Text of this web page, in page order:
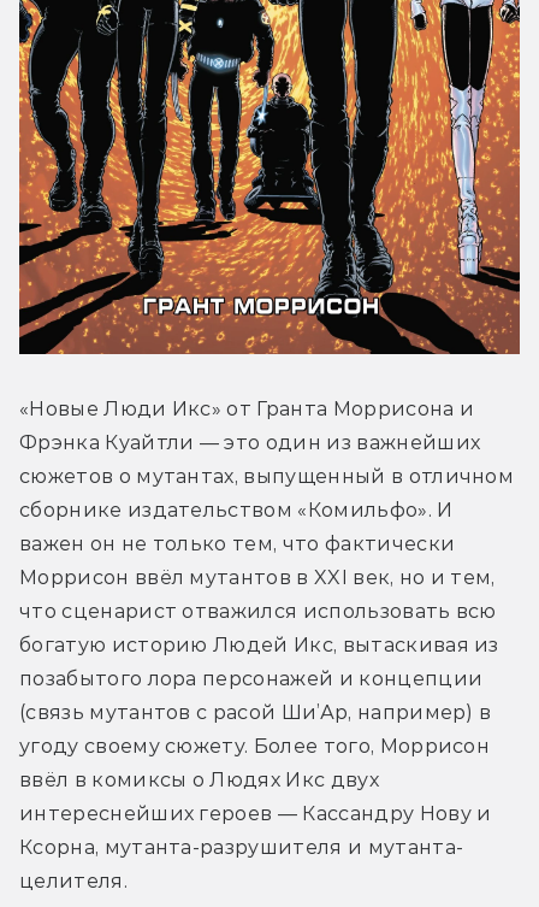
«Новые Люди Икс» от Гранта Моррисона и
Фрэнка Куайтли — это один из важнейших
сюжетов о мутантах, выпущенный в отличном
сборнике издательством «Комильфо». И
важен он не только тем, что фактически
Моррисон ввёл мутантов в XXI век, но и тем,
что сценарист отважился использовать всю
богатую историю Людей Икс, вытаскивая из
позабытого лора персонажей и концепции
(связь мутантов с расой Ши’Ар, например) в
угоду своему сюжету. Более того, Моррисон
ввёл в комиксы о Людях Икс двух
интереснейших героев — Кассандру Нову и
Ксорна, мутанта-разрушителя и мутанта-
целителя.